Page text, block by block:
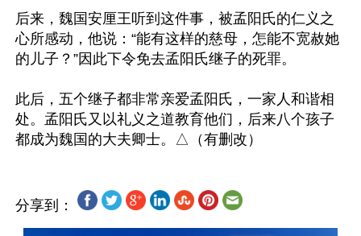
后来，魏国安厘王听到这件事，被孟阳氏的仁义之
心所感动，他说：“能有这样的慈母，怎能不宽赦她
的儿子？”因此下令免去孟阳氏继子的死罪。
此后，五个继子都非常亲爱孟阳氏，一家人和谐相
处。孟阳氏又以礼义之道教育他们，后来八个孩子
分享到：